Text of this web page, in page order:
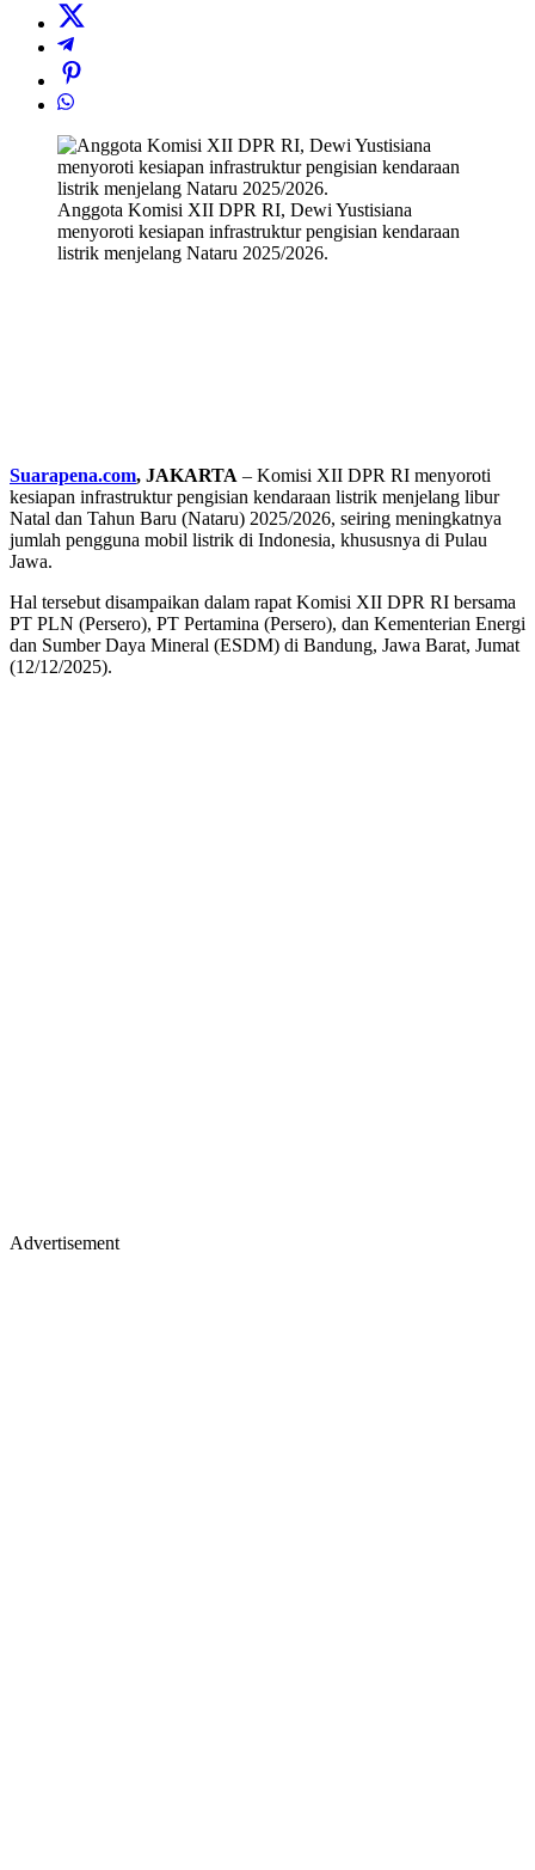
Anggota Komisi XII DPR RI, Dewi Yustisiana
menyoroti kesiapan infrastruktur pengisian kendaraan
listrik menjelang Nataru 2025/2026.
Suarapena.com, JAKARTA – Komisi XII DPR RI menyoroti
kesiapan infrastruktur pengisian kendaraan listrik menjelang libur
Natal dan Tahun Baru (Nataru) 2025/2026, seiring meningkatnya
jumlah pengguna mobil listrik di Indonesia, khususnya di Pulau
Jawa.
Hal tersebut disampaikan dalam rapat Komisi XII DPR RI bersama
PT PLN (Persero), PT Pertamina (Persero), dan Kementerian Energi
dan Sumber Daya Mineral (ESDM) di Bandung, Jawa Barat, Jumat
(12/12/2025).
Advertisement